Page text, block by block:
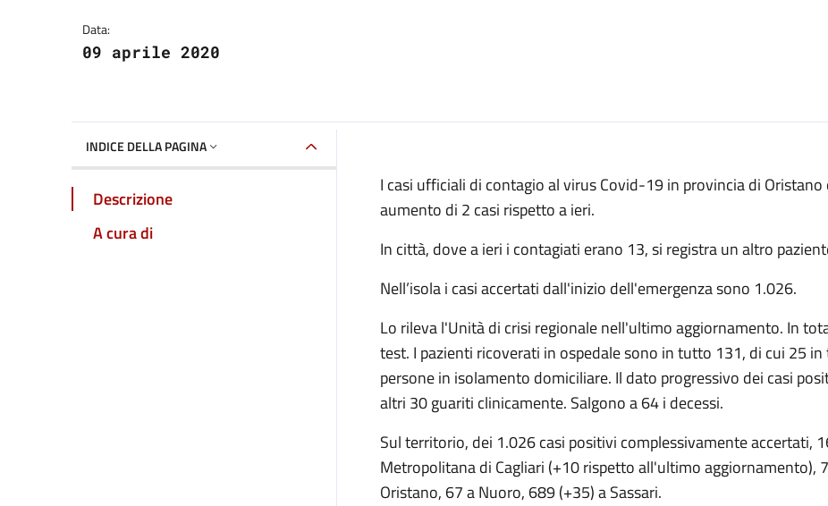
Data:
09 aprile 2020
INDICE DELLA PAGINA
Descrizione
A cura di
I casi ufficiali di contagio al virus Covid-19 in provincia di
aumento di 2 casi rispetto a ieri.
In città, dove a ieri i contagiati erano 13, si registra un altro
Nell’isola i casi accertati dall'inizio dell'emergenza sono 1.026.
Lo rileva l'Unità di crisi regionale nell'ultimo aggiornamento. In
test. I pazienti ricoverati in ospedale sono in tutto 131, di cui 25
persone in isolamento domiciliare. Il dato progressivo dei casi
altri 30 guariti clinicamente. Salgono a 64 i decessi.
Sul territorio, dei 1.026 casi positivi complessivamente accertati,
Metropolitana di Cagliari (+10 rispetto all'ultimo aggiornamento),
Oristano, 67 a Nuoro, 689 (+35) a Sassari.